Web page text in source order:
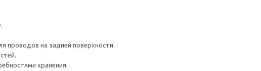
проводов на задней поверхности.
хранения.